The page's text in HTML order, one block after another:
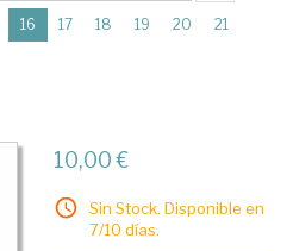
16 (current)
17 18 19 20
21
10,00 €
Sin Stock. Disponible en
7/10 días.